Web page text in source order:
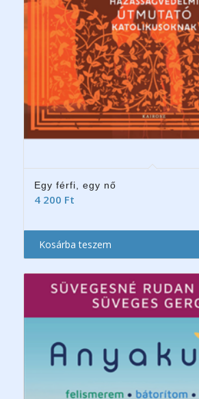
Egy férfi, egy nő
4 200 Ft
Kosárba teszem